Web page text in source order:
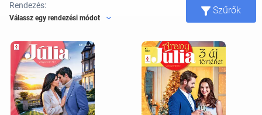
Rendezés:
Válassz egy rendezési módot
Szűrők